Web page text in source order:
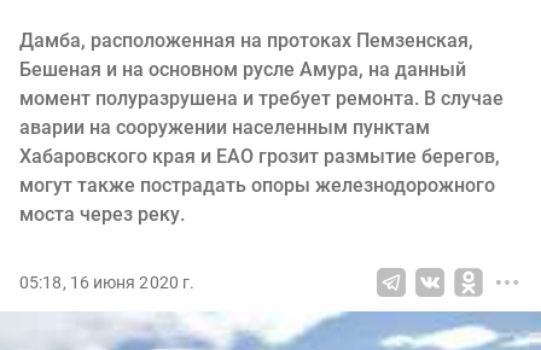
Дамба, расположенная на протоках Пемзенская,
Бешеная и на основном русле Амура, на данный
момент полуразрушена и требует ремонта. В случае
аварии на сооружении населенным пунктам
Хабаровского края и ЕАО грозит размытие берегов,
могут также пострадать опоры железнодорожного
моста через реку.
05:18, 16 июня 2020 г.